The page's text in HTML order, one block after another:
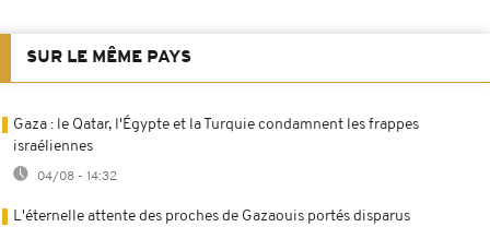
SUR LE MÊME PAYS
Gaza : le Qatar, l'Égypte et la Turquie condamnent les frappes
israéliennes
04/08 - 14:32
L'éternelle attente des proches de Gazaouis portés disparus